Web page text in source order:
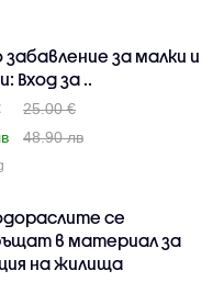
за малки и
Вход за ..
25.00 €
48.90 лв
се
в материал за
на жилища